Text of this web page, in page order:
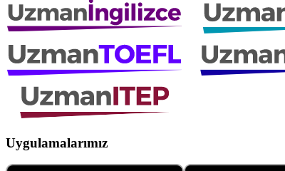
Uygulamalarımız